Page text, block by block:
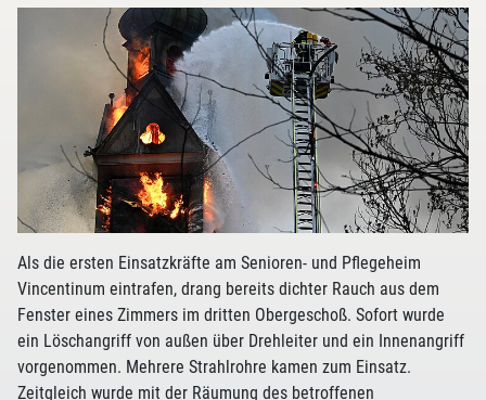
Als die ersten Einsatzkräfte am Senioren- und Pflegeheim
Vincentinum eintrafen, drang bereits dichter Rauch aus dem
Fenster eines Zimmers im dritten Obergeschoß. Sofort wurde
ein Löschangriff von außen über Drehleiter und ein Innenangriff
vorgenommen. Mehrere Strahlrohre kamen zum Einsatz.
Zeitgleich wurde mit der Räumung des betroffenen